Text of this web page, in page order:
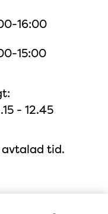
16:00
15:00
- 12.45
tid.